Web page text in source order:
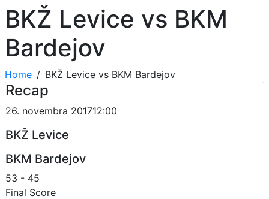
BKŽ Levice vs BKM
Bardejov
Home BKŽ Levice vs BKM Bardejov
Recap
26. novembra 201712:00
BKŽ Levice
BKM Bardejov
53 - 45
Final Score